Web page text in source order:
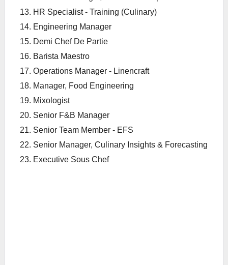
HR Specialist - Training (Culinary)
Engineering Manager
Demi Chef De Partie
Barista Maestro
Operations Manager - Linencraft
Manager, Food Engineering
Mixologist
Senior F&B Manager
Senior Team Member - EFS
Senior Manager, Culinary Insights & Forecasting
Executive Sous Chef